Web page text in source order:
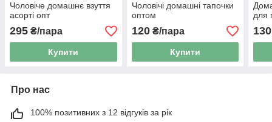
Чоловіче домашнє взуття
асорті опт
295 ₴/пара
Купити
Чоловічі домашні тапочки
оптом
120₴/пара
Купити
для
130
Про нас
100% позитивних з 12 відгуків за рік